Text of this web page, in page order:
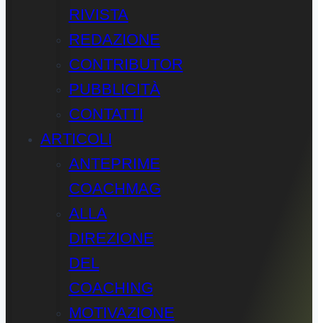
RIVISTA
REDAZIONE
CONTRIBUTOR
PUBBLICITÀ
CONTATTI
ARTICOLI
ANTEPRIME
COACHMAG
ALLA
DIREZIONE
DEL
COACHING
MOTIVAZIONE